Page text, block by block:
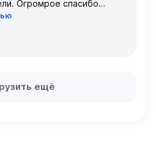
Огромрое спасибо
с нами!
ещё